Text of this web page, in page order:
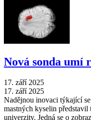
Nová sonda umí
17. září 2025
17. září 2025
Nadějnou inovaci týkající
mastných kyselin
univerzity. Jedná se o